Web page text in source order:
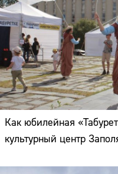
Как юбилейная
культурный центр